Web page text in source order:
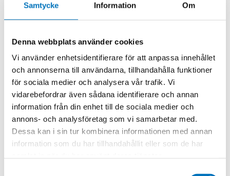
Samtycke Information Om
Denna webbplats använder cookies
Vi använder enhetsidentifierare för att anpassa innehållet
och annonserna till användarna, tillhandahålla funktioner
för sociala medier och analysera vår trafik. Vi
vidarebefordrar även sådana identifierare och annan
information från din enhet till de sociala medier och
annons- och analysföretag som vi samarbetar med.
Dessa kan i sin tur kombinera informationen med annan
information som du har tillhandahållit eller som de har
Versatile turbine flow meters for OEM
applications
range up to 160 LPM (Liters Per Minute)
This multi-range radial flow turbine flowmeter
with hall-effect
detection uses a low inertia turbine supported on robust sapphire
bearings in a chemically resistant housing. Nine flow ranges (0.05
to 160 litres per minute), a choice of ‘plug-in’ fittings and individual
traceable calibration make this FT2 meter one of the most flexible
flow measurement devices available. This FT2 turbine flowmeter
uses hall effect sensing so that opaque liquids may still be
metered.